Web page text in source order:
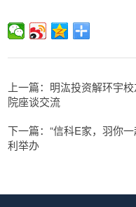
上一篇：明汯投资解环宇
院座谈交流
下一篇：“信科E家，羽你
利举办